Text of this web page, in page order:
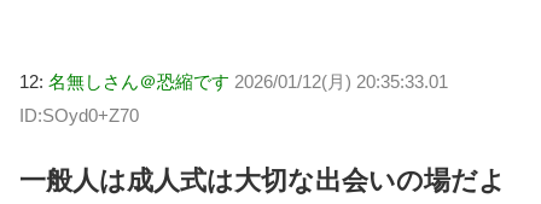
12: 名無しさん＠恐縮です 2026/01/12(月) 20:35:33.01
ID:SOyd0+Z70
一般人は成人式は大切な出会いの場だよ